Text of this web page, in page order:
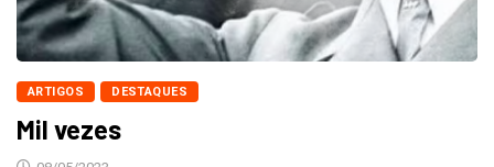
ARTIGOS DESTAQUES
Mil vezes